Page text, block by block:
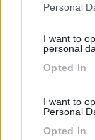
Please note
not limited to
grant or deny
use your data
Personal
I want to
personal
Opted In
I want to
Personal
Opted In
il
Attenzione,
monetine!
Caratteristiche